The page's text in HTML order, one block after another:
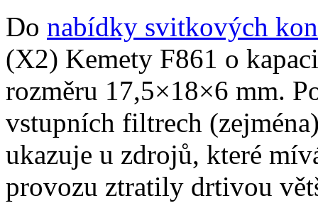
Do nabídky svitkových
(X2) Kemety F861 o
rozměru 17,5×18×6 mm.
vstupních filtrech
ukazuje u zdrojů, které
provozu ztratily drtivou